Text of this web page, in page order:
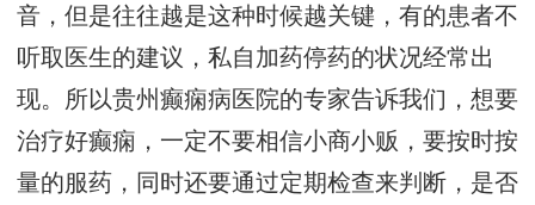
音，但是往往越是这种时候越关键，有的患者不
听取医生的建议，私自加药停药的状况经常出
现。所以贵州癫痫病医院的专家告诉我们，想要
治疗好癫痫，一定不要相信小商小贩，要按时按
量的服药，同时还要通过定期检查来判断，是否